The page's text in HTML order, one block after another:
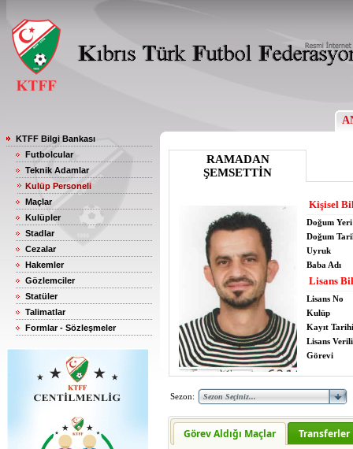
KTFF Bilgi Bankası
Futbolcular
Teknik Adamlar
Kulüp Personeli
Maçlar
Kulüpler
Stadlar
Cezalar
Hakemler
Gözlemciler
Statüler
Talimatlar
Formlar - Sözleşmeler
RAMADAN
ŞEMSETTİN
Kişisel
Doğum Yeri
Doğum
Uyruk
Baba Adı
Lisans
Lisans No
Kulüp
Kayıt Tarihi
Lisans
Görevi
Sezon:
Görev Aldığı Maçlar Transferler